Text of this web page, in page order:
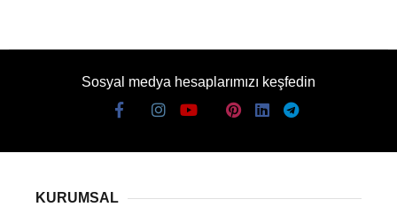
Sosyal medya hesaplarımızı keşfedin
KURUMSAL